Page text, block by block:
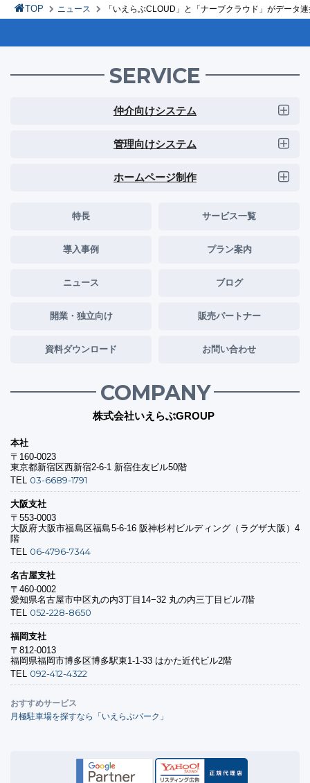
TOP ニュース 「いえらぶCLOUD」と「ナーブクラウド」がデータ
SERVICE
仲介向けシステム
管理向けシステム
ホームページ制作
特長 サービス一覧
導入事例 プラン案内
ニュース ブログ
開業・独立向け 販売パートナー
資料ダウンロード お問い合わせ
COMPANY
株式会社いえらぶGROUP
本社
〒160-0023
東京都新宿区西新宿2-6-1 新宿住友ビル50階
TEL 03-6689-1791
大阪支社
〒553-0003
大阪府大阪市福島区福島5-6-16 阪神杉村ビルディング（ラグザ大阪）4
階
TEL 06-4796-7344
名古屋支社
〒460-0002
愛知県名古屋市中区丸の内3丁目14−32 丸の内三丁目ビル7階
TEL 052-228-8650
福岡支社
〒812-0013
福岡県福岡市博多区博多駅東1-1-33 はかた近代ビル2階
TEL 092-412-4322
おすすめサービス
月極駐車場を探すなら「いえらぶパーク」